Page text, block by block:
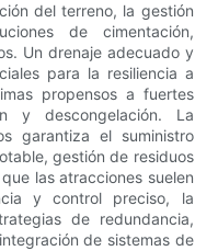
del terreno, la gestión
de cimentación,
Un drenaje adecuado y
para la resiliencia a
propensos a fuertes
y descongelación. La
garantiza el suministro
gestión de residuos
las atracciones suelen
y control preciso, la
de redundancia,
de sistemas de